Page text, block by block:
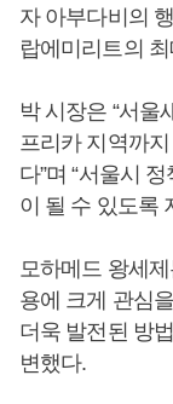
자 아부다비의
랍에미리트의
박 시장은 “서울
프리카 지역까
다”며 “서울시
이 될 수 있도록
모하메드 왕세
용에 크게 관심
더욱 발전된 방
변했다.